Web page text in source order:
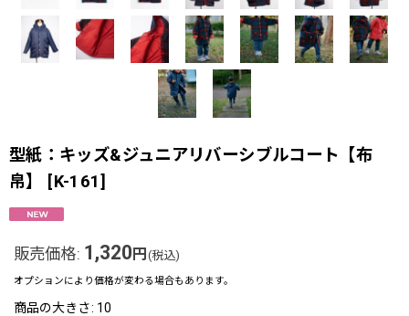
型紙：キッズ&ジュニアリバーシブルコート【布
帛】
[K-161]
販売価格: 1,320 円 (税込)
オプションにより価格が変わる場合もあります。
商品の大きさ: 10